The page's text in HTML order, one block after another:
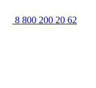
8 800 200 20 62